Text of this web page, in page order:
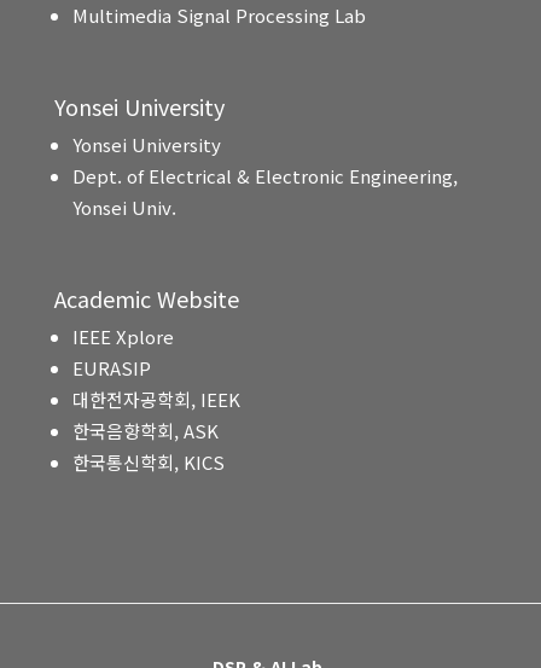
Multimedia Signal Processing Lab
Yonsei University
Yonsei University
Dept. of Electrical & Electronic Engineering,
Yonsei Univ.
Academic Website
IEEE Xplore
EURASIP
대한전자공학회, IEEK
한국음향학회, ASK
한국통신학회, KICS